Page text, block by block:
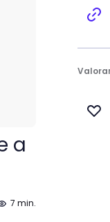
a
7 min.